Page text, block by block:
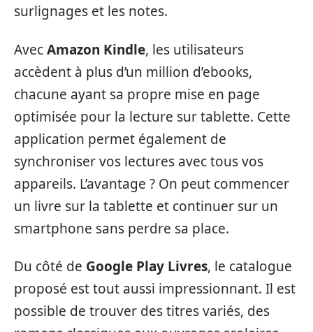
surlignages et les notes.
AvecAmazon Kindle, les utilisateurs
accèdent à plus d’un million d’ebooks,
chacune ayant sa propre mise en page
optimisée pour la lecture sur tablette. Cette
application permet également de
synchroniser vos lectures avec tous vos
appareils. L’avantage ? On peut commencer
un livre sur la tablette et continuer sur un
smartphone sans perdre sa place.
Du côté de Google Play Livres, le catalogue
proposé est tout aussi impressionnant. Il est
possible de trouver des titres variés, des